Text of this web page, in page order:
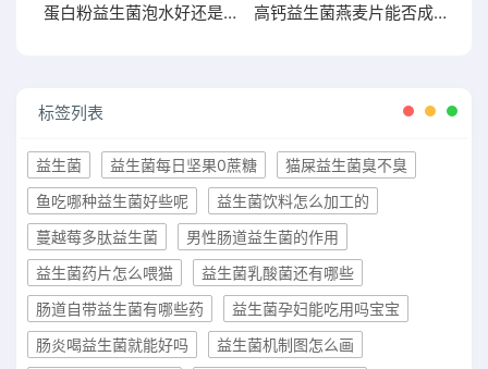
蛋白粉益生菌泡水好还是干吃好两者有何区别 高钙益生菌燕麦片能否成为你增肥的新宠？点击了解
标签列表
益生菌 益生菌每日坚果0蔗糖
猫屎益生菌臭不臭
鱼吃哪种益生菌好些呢
益生菌饮料怎么加工的
蔓越莓多肽益生菌
男性肠道益生菌的作用
益生菌药片怎么喂猫
益生菌乳酸菌还有哪些
肠道自带益生菌有哪些药
益生菌孕妇能吃用吗宝宝
肠炎喝益生菌就能好吗
益生菌机制图怎么画